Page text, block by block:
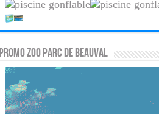
PROMO ZOO PARC DE BEAUVAL